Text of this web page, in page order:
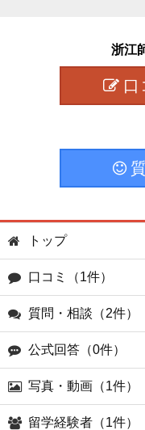
浙江
口
トップ
口コミ（1件）
質問・相談（2件）
公式回答（0件）
写真・動画（1件）
留学経験者（1件）